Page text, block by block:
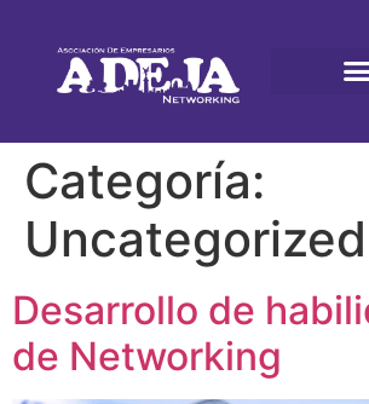
Categoría:
Uncategorized
Desarrollo de
de Networking